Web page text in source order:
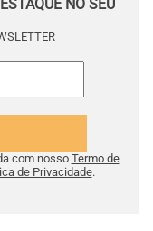
NO SEU
com nosso Termo de
de Privacidade.